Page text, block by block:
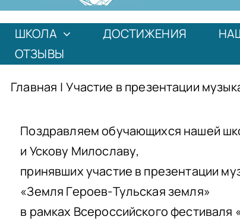
ШКОЛА ДОСТИЖЕНИЯ
ОТЗЫВЫ
Главная | Участие в презентации
Поздравляем обучающихся нашей
и Ускову Милославу,
принявших участие в презентации
«Земля Героев-Тульская земля»
в рамках Всероссийского